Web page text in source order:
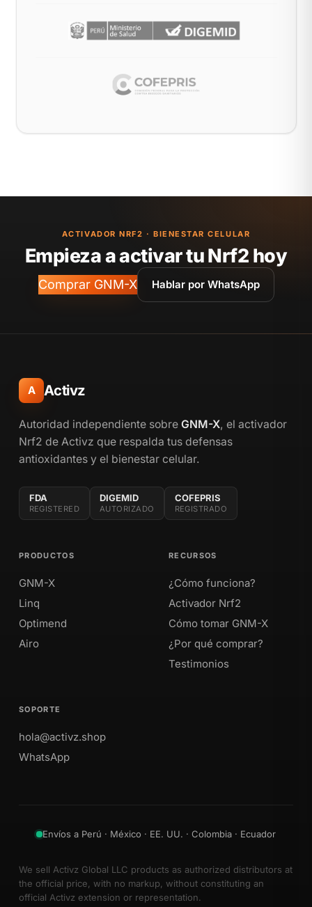
ACTIVADOR NRF2 · BIENESTAR CELULAR
Empieza a activar tu Nrf2 hoy
Comprar GNM-X Hablar por WhatsApp
A Activz
Autoridad independiente sobre GNM-X, el activador
Nrf2 de Activz que respalda tus defensas
antioxidantes y el bienestar celular.
FDA
REGISTERED
DIGEMID
AUTORIZADO
COFEPRIS
REGISTRADO
PRODUCTOS
GNM-X
Linq
Optimend
Airo
RECURSOS
¿Cómo funciona?
Activador Nrf2
Cómo tomar GNM-X
¿Por qué comprar?
Testimonios
SOPORTE
hola@activz.shop
WhatsApp
Envíos a Perú · México · EE. UU. · Colombia · Ecuador
We sell Activz Global LLC products as authorized distributors at
the official price, with no markup, without constituting an
official Activz extension or representation.